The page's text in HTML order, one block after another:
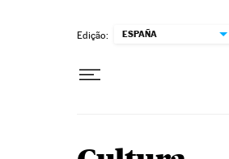
Edição: ESPAÑA